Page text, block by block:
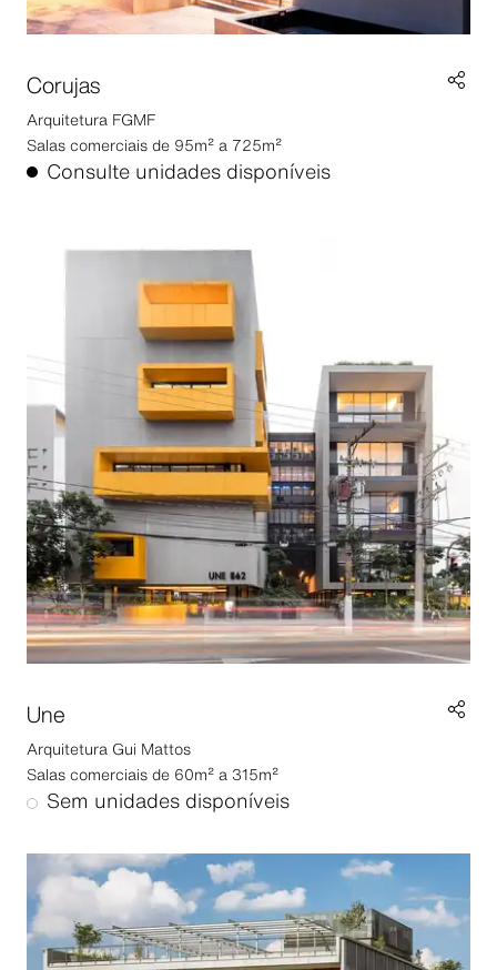
Corujas
Arquitetura FGMF
Salas comerciais de 95m² a 725m²
Consulte unidades disponíveis
Une
Arquitetura Gui Mattos
Salas comerciais de 60m² a 315m²
Sem unidades disponíveis